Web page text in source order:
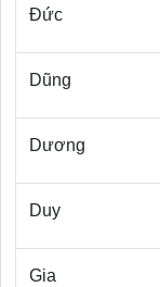
Đức
Dũng
Dương
Duy
Gia